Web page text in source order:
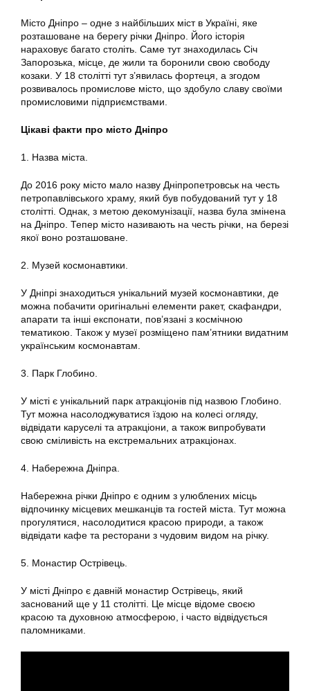
Місто Дніпро – одне з найбільших міст в Україні, яке
розташоване на берегу річки Дніпро. Його історія
нараховує багато століть. Саме тут знаходилась Січ
Запорозька, місце, де жили та боронили свою свободу
козаки. У 18 столітті тут з’явилась фортеця, а згодом
розвивалось промислове місто, що здобуло славу своїми
промисловими підприємствами.
Цікаві факти про місто Дніпро
1. Назва міста.
До 2016 року місто мало назву Дніпропетровськ на честь
петропавлівського храму, який був побудований тут у 18
столітті. Однак, з метою декомунізації, назва була змінена
на Дніпро. Тепер місто називають на честь річки, на березі
якої воно розташоване.
2. Музей космонавтики.
У Дніпрі знаходиться унікальний музей космонавтики, де
можна побачити оригінальні елементи ракет, скафандри,
апарати та інші експонати, пов’язані з космічною
тематикою. Також у музеї розміщено пам’ятники видатним
українським космонавтам.
3. Парк Глобино.
У місті є унікальний парк атракціонів під назвою Глобино.
Тут можна насолоджуватися їздою на колесі огляду,
відвідати каруселі та атракціони, а також випробувати
свою сміливість на екстремальних атракціонах.
4. Набережна Дніпра.
Набережна річки Дніпро є одним з улюблених місць
відпочинку місцевих мешканців та гостей міста. Тут можна
прогулятися, насолодитися красою природи, а також
відвідати кафе та ресторани з чудовим видом на річку.
5. Монастир Острівець.
У місті Дніпро є давній монастир Острівець, який
заснований ще у 11 столітті. Це місце відоме своєю
красою та духовною атмосферою, і часто відвідується
паломниками.